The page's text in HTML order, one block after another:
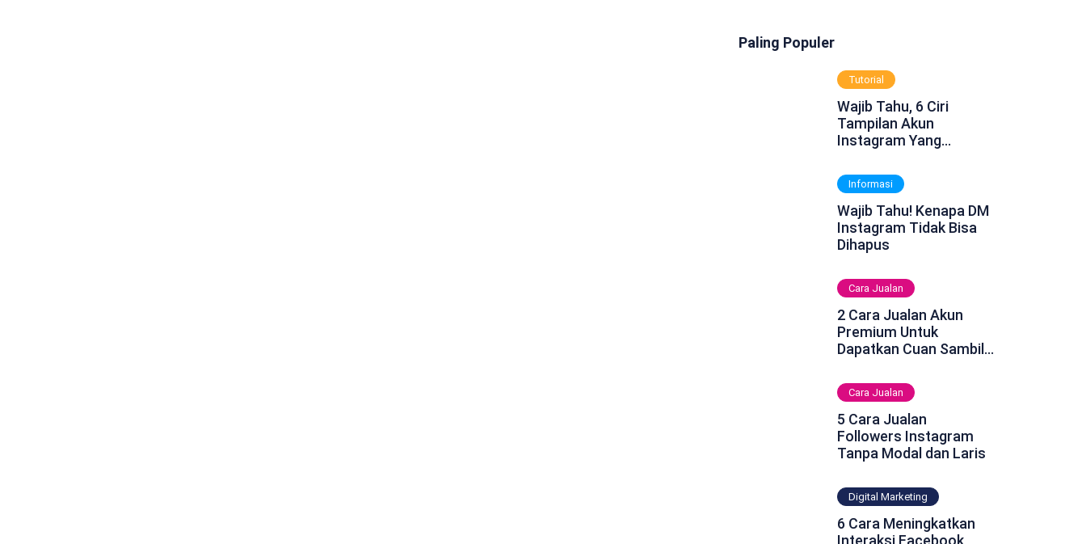
Paling Populer
Tutorial
Wajib Tahu, 6 Ciri
Tampilan Akun
Instagram Yang
Informasi
Wajib Tahu! Kenapa DM
Instagram Tidak Bisa
Dihapus
Cara Jualan
2 Cara Jualan Akun
Premium Untuk
Dapatkan Cuan Sambil
Cara Jualan
5 Cara Jualan
Followers Instagram
Tanpa Modal dan Laris
Digital Marketing
6 Cara Meningkatkan
Interaksi Facebook